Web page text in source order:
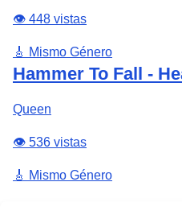
👁️ 448 vistas
🎸 Mismo Género
Hammer To Fall -
Queen
👁️ 536 vistas
🎸 Mismo Género